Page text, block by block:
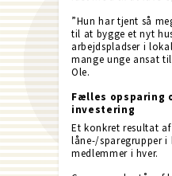
”Hun har tjent så
til at bygge et nyt
arbejdspladser i
mange unge ansat
Ole.
Fælles opsparing
investering
Et konkret resultat
låne-/sparegrupper
medlemmer i hver.